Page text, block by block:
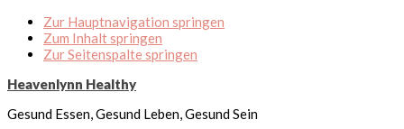
Zur Hauptnavigation springen
Zum Inhalt springen
Zur Seitenspalte springen
Heavenlynn Healthy
Gesund Essen, Gesund Leben, Gesund Sein